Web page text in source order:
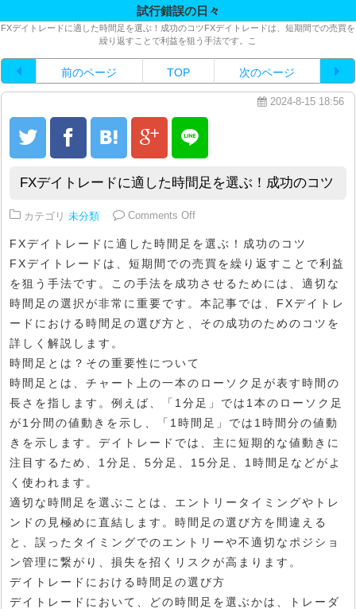
試行錯誤の日々
FXデイトレードに適した時間足を選ぶ！成功のコツFXデイトレードは、短期間での売買を
繰り返すことで利益を狙う手法です。こ
前のページ TOP 次のページ
2024-8-15 18:56
FXデイトレードに適した時間足を選ぶ！成功のコツ
カテゴリ 未分類 Comments Offon FXデイトレードに適した時間
FXデイトレードに適した時間足を選ぶ！成功のコツ
FXデイトレードは、短期間での売買を繰り返すことで利益
を狙う手法です。この手法を成功させるためには、適切な
時間足の選択が非常に重要です。本記事では、FXデイトレ
ードにおける時間足の選び方と、その成功のためのコツを
詳しく解説します。
時間足とは？その重要性について
時間足とは、チャート上の一本のローソク足が表す時間の
長さを指します。例えば、「1分足」では1本のローソク足
が1分間の値動きを示し、「1時間足」では1時間分の値動
きを示します。デイトレードでは、主に短期的な値動きに
注目するため、1分足、5分足、15分足、1時間足などがよ
く使われます。
適切な時間足を選ぶことは、エントリータイミングやトレ
ンドの見極めに直結します。時間足の選び方を間違える
と、誤ったタイミングでのエントリーや不適切なポジショ
ン管理に繋がり、損失を招くリスクが高まります。
デイトレードにおける時間足の選び方
デイトレードにおいて、どの時間足を選ぶかは、トレーダ